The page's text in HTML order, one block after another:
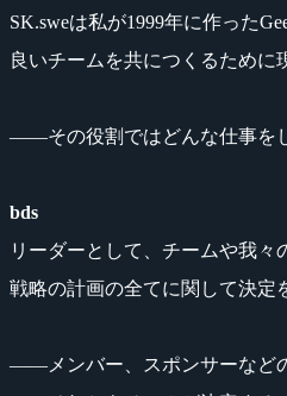
SK.sweは私が1999年に作った
良いチームを共につくるために
――その役割ではどんな仕事を
bds
リーダーとして、チームや我
戦略の計画の全てに関して決定
――メンバー、スポンサーなど